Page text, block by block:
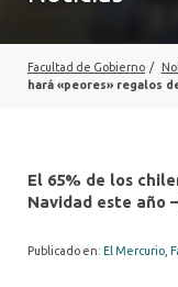
EXTENSIÓN
Facultad de Gobierno /
hará «peores» regalos
El 65% de los
Navidad este año
Publicado en: El Mercurio